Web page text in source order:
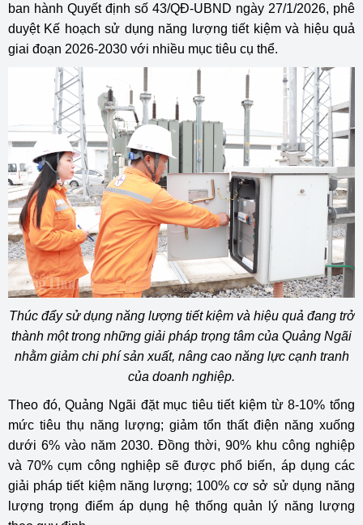
ban hành Quyết định số 43/QĐ-UBND ngày 27/1/2026, phê
duyệt Kế hoạch sử dụng năng lượng tiết kiệm và hiệu quả
giai đoạn 2026-2030 với nhiều mục tiêu cụ thể.
Thúc đẩy sử dụng năng lượng tiết kiệm và hiệu quả đang trở
thành một trong những giải pháp trọng tâm của Quảng Ngãi
nhằm giảm chi phí sản xuất, nâng cao năng lực cạnh tranh
của doanh nghiệp.
Theo đó, Quảng Ngãi đặt mục tiêu tiết kiệm từ 8-10% tổng
mức tiêu thụ năng lượng; giảm tổn thất điện năng xuống
dưới 6% vào năm 2030. Đồng thời, 90% khu công nghiệp
và 70% cụm công nghiệp sẽ được phổ biến, áp dụng các
giải pháp tiết kiệm năng lượng; 100% cơ sở sử dụng năng
lượng trọng điểm áp dụng hệ thống quản lý năng lượng